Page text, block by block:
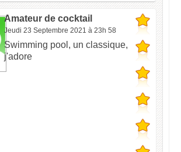
Amateur de cocktail
Jeudi 23 Septembre 2021 à 23h 58
Swimming pool, un classique,
j'adore